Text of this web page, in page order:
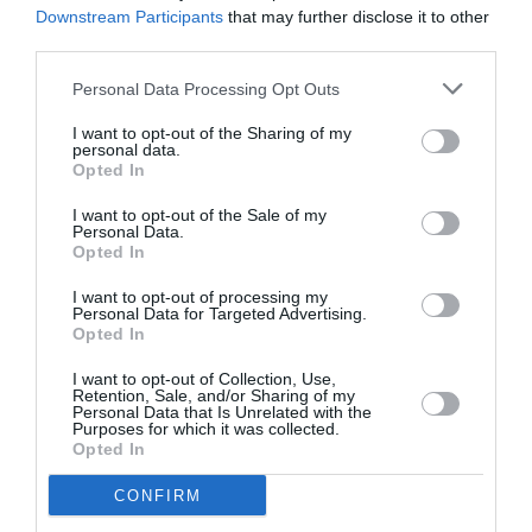
Downstream Participants that may further disclose it to other
Personal Data Processing Opt Outs
I want to opt-out of the Sharing of my
personal data.
Opted In
I want to opt-out of the Sale of my
Personal Data.
Opted In
I want to opt-out of processing my
Personal Data for Targeted Advertising.
Opted In
I want to opt-out of Collection, Use,
Retention, Sale, and/or Sharing of my
Personal Data that Is Unrelated with the
Purposes for which it was collected.
Opted In
CONFIRM
Îngrijitoare română beată în prima zi de muncă:
carabinierii
Autoritățile l-au reținut pe bărbat, iar ancheta
STIRI ITALIA
Articolul anterior
Surpriza din statistici: populația României
diaspora
Următorul articol
O româncă deschide un restaurant de
succes în Forlì: O fuziune delicioasă de
preparate italiene și românești